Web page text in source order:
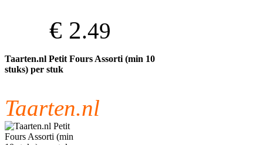
€ 2.49
Taarten.nl Petit Fours Assorti (min 10
stuks) per stuk
Taarten.nl